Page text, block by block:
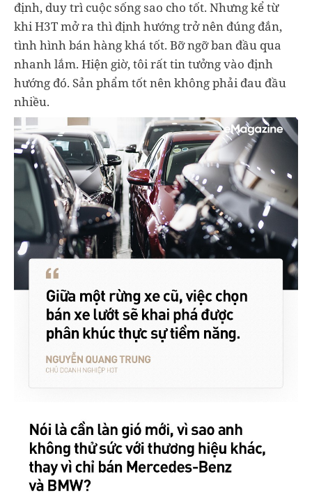
định, duy trì cuộc sống sao cho tốt. Nhưng kể từ
khi H3T mở ra thì định hướng trở nên đúng đắn,
tình hình bán hàng khá tốt. Bỡ ngỡ ban đầu qua
nhanh lắm. Hiện giờ, tôi rất tin tưởng vào định
hướng đó. Sản phẩm tốt nên không phải đau đầu
nhiều.